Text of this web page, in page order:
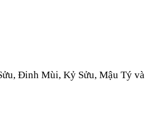
Đinh Mùi, Kỷ Sửu, Mậu Tý